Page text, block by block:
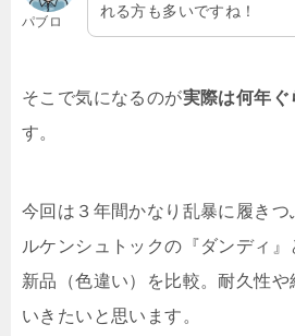
パブロ
れる方も多いですね！
そこで気になるのが実際は何年ぐ
す。
今回は３年間かなり乱暴に履き
ルケンシュトックの『ダンディ
新品（色違い）を比較。耐久性や
いきたいと思います。